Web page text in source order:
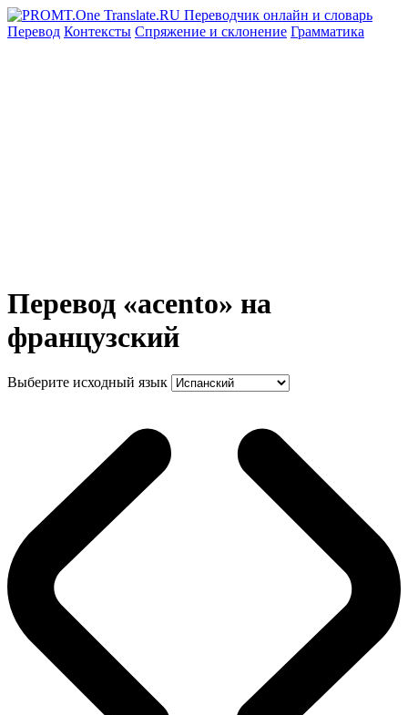
Перевод Контексты Спряжение и склонение Грамматика
Перевод «acento» на
французский
Выберите исходный язык